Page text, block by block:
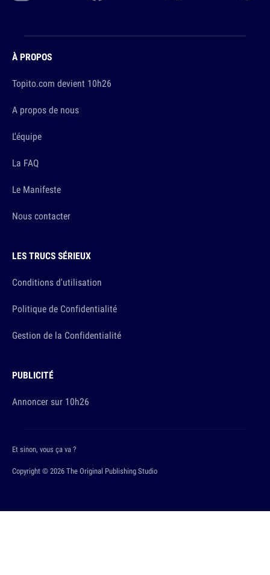
À PROPOS
Topito.com devient 10h26
A propos de nous
L'équipe
La FAQ
Le Manifeste
Nous contacter
LES TRUCS SÉRIEUX
Conditions d'utilisation
Politique de Confidentialité
Gestion de la Confidentialité
PUBLICITÉ
Annoncer sur 10h26
Copyright © 2026 The Original Publishing Studio
Et sinon, vous ça va ?